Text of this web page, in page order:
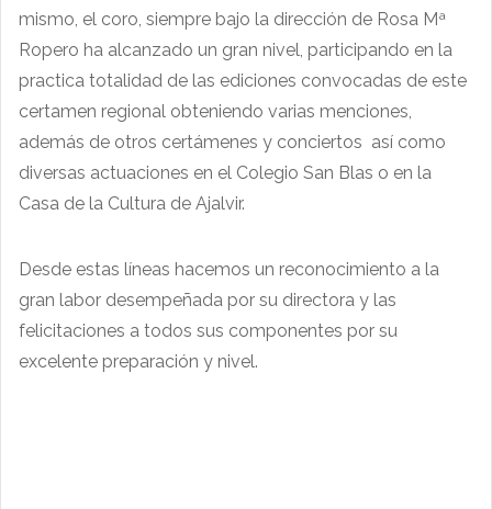
mismo, el coro, siempre bajo la dirección de Rosa Mª
Ropero ha alcanzado un gran nivel, participando en la
practica totalidad de las ediciones convocadas de este
certamen regional obteniendo varias menciones,
además de otros certámenes y conciertos así como
diversas actuaciones en el Colegio San Blas o en la
Casa de la Cultura de Ajalvir.
Desde estas líneas hacemos un reconocimiento a la
gran labor desempeñada por su directora y las
felicitaciones a todos sus componentes por su
excelente preparación y nivel.